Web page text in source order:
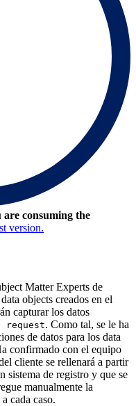
are consuming the
version.
Matter Experts de
objects creados en el
capturar los datos
request. Como tal, se le ha
de datos para los data
confirmado con el equipo
cliente se rellenará a partir
sistema de registro y que se
manualmente la
cada caso.